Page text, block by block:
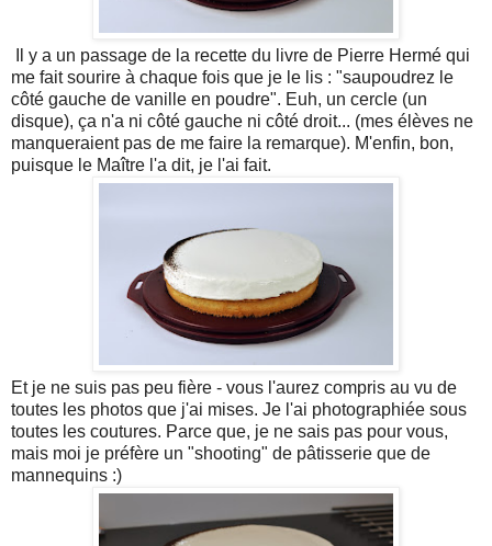
Il y a un passage de la recette du livre de Pierre Hermé qui
me fait sourire à chaque fois que je le lis : "saupoudrez le
côté gauche de vanille en poudre". Euh, un cercle (un
disque), ça n'a ni côté gauche ni côté droit... (mes élèves ne
manqueraient pas de me faire la remarque). M'enfin, bon,
puisque le Maître l'a dit, je l'ai fait.
Et je ne suis pas peu fière - vous l'aurez compris au vu de
toutes les photos que j'ai mises. Je l'ai photographiée sous
toutes les coutures. Parce que, je ne sais pas pour vous,
mais moi je préfère un "shooting" de pâtisserie que de
mannequins :)